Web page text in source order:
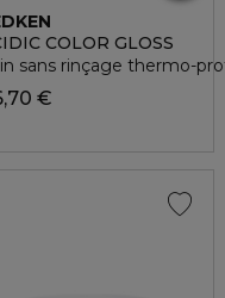
COLOR GLOSS
sans rinçage thermo-
€